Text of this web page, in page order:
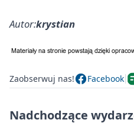
Autor:krystian
Zaobserwuj nas! Facebook
Nadchodzące